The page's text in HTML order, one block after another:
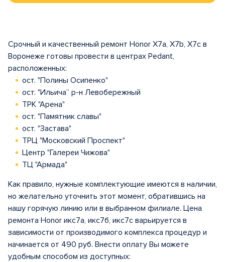
Срочный и качественный ремонт Honor X7a, X7b, X7c в
Воронеже готовы провести в центрах Pedant,
расположенных:
ост. "Полины Осипенко"
ост. "Ильича” р-н Левобережный
ТРК "Арена"
ост. "Памятник славы"
ост. "Застава"
ТРЦ "Московский Проспект"
Центр "Галереи Чижова"
ТЦ "Армада"
Как правило, нужные комплектующие имеются в наличии,
но желательно уточнить этот момент, обратившись на
нашу горячую линию или в выбранном филиале. Цена
ремонта Honor икс7а, икс7б, икс7с варьируется в
зависимости от производимого комплекса процедур и
начинается от 490 руб. Внести оплату Вы можете
удобным способом из доступных: